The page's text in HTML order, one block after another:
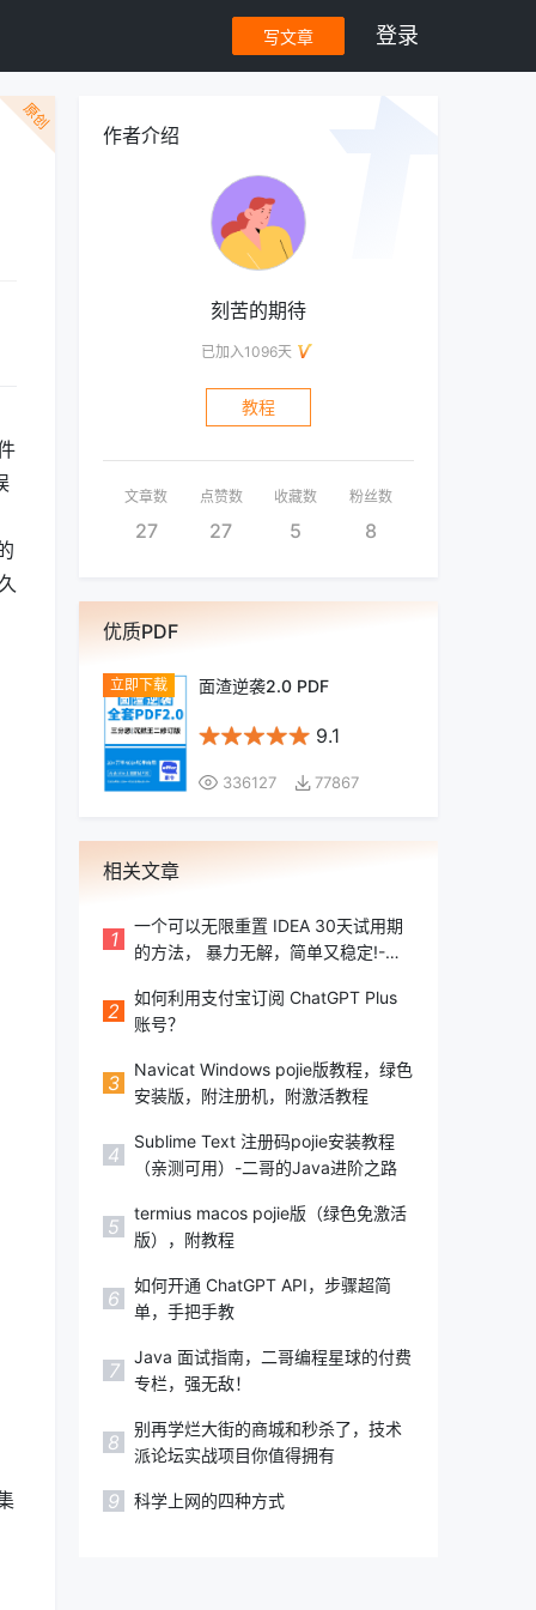
写文章 登录
原创
作者介绍
刻苦的期待
已加入1096天
教程
文章数
27
点赞数
27
收藏数
5
粉丝数
8
优质PDF
面渣逆袭2.0 PDF
9.1
336127 77867
相关文章
1
一个可以无限重置 IDEA 30天试用期
的方法， 暴力无解，简单又稳定!-二
2
如何利用支付宝订阅 ChatGPT Plus
账号？
3
Navicat Windows pojie版教程，绿色
安装版，附注册机，附激活教程
4
Sublime Text 注册码pojie安装教程
（亲测可用）-二哥的Java进阶之路
5
termius macos pojie版（绿色免激活
版），附教程
6
如何开通 ChatGPT API，步骤超简
单，手把手教
7
Java 面试指南，二哥编程星球的付费
专栏，强无敌！
8
别再学烂大街的商城和秒杀了，技术
派论坛实战项目你值得拥有
9 科学上网的四种方式